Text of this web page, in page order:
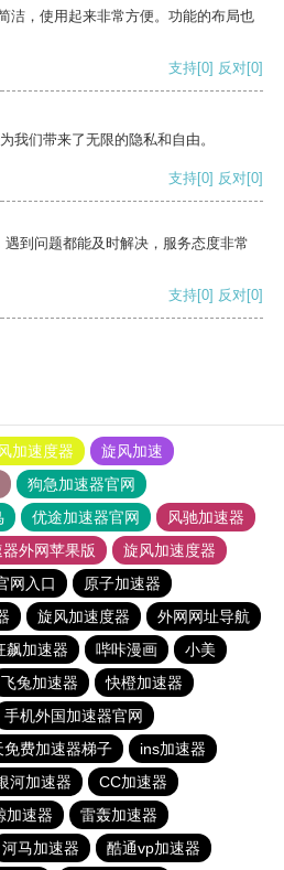
洁，使用起来非常方便。功能的布局也
支持[0] 反对[0]
我们带来了无限的隐私和自由。
支持[0] 反对[0]
到问题都能及时解决，服务态度非常
支持[0] 反对[0]
加速度器
旋风加速
狗急加速器官网
优途加速器官网
风驰加速器
外网苹果版
旋风加速度器
网入口
原子加速器
旋风加速度器
外网网址导航
飙加速器 哔咔漫画
小美
飞兔加速器
快橙加速器
手机外国加速器官网
免费加速器梯子
ins加速器
河加速器
CC加速器
加速器
雷轰加速器
河马加速器 酷通vp加速器